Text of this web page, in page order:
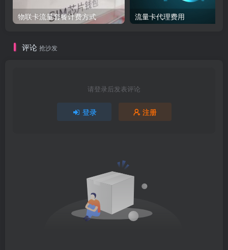
物联卡流量套餐计费方式 流量卡代理费用
评论 抢沙发
请登录后发表评论
登录 注册